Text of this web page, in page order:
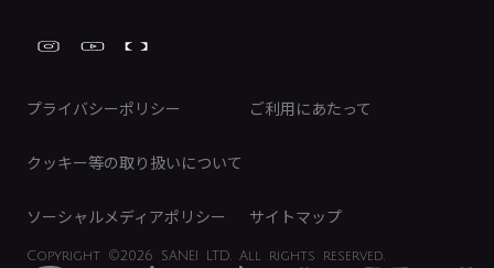
Copyright ©2026 SANEI LTD. All rights reserved.
プライバシーポリシー ご利用にあたって
クッキー等の取り扱いについて
ソーシャルメディアポリシー サイトマップ
電子公告